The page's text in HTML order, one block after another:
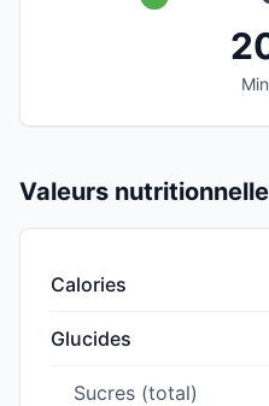
Valeurs
Calories
Glucides
Sucres (total)